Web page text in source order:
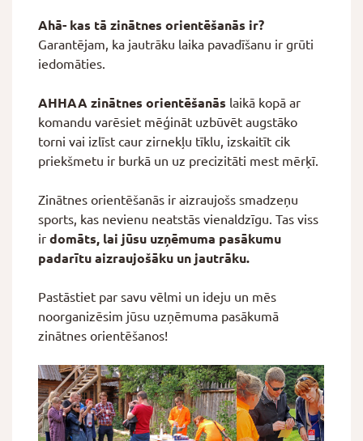
Ahā- kas tā zinātnes orientēšanās ir?
Garantējam, ka jautrāku laika pavadīšanu ir grūti
iedomāties.
AHHAA zinātnes orientēšanās laikā kopā ar
komandu varēsiet mēģināt uzbūvēt augstāko
torni vai izlīst caur zirnekļu tīklu, izskaitīt cik
priekšmetu ir burkā un uz precizitāti mest mērķī.
Zinātnes orientēšanās ir aizraujošs smadzeņu
sports, kas nevienu neatstās vienaldzīgu. Tas viss
ir domāts, lai jūsu uzņēmuma pasākumu
padarītu aizraujošāku un jautrāku.
Pastāstiet par savu vēlmi un ideju un mēs
noorganizēsim jūsu uzņēmuma pasākumā
zinātnes orientēšanos!